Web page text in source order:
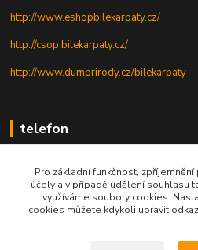
http://www.eshopbilekarpaty.cz/
http://csop.bilekarpaty.cz/
http://www.dumprirody.cz/bilekarpaty
telefon
+420 727 880 789
PO - PÁ: 9 - 17
Pro základní funkčnost,
účely a v případě udělení souhlasu
využíváme soubory cookies.
cookies můžete kdykoli upravit